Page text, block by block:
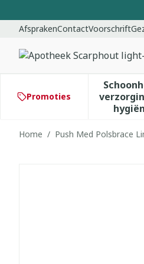
AfsprakenContactVoorschrift
Promoties
Home / Push Med Polsbrace
Push Med